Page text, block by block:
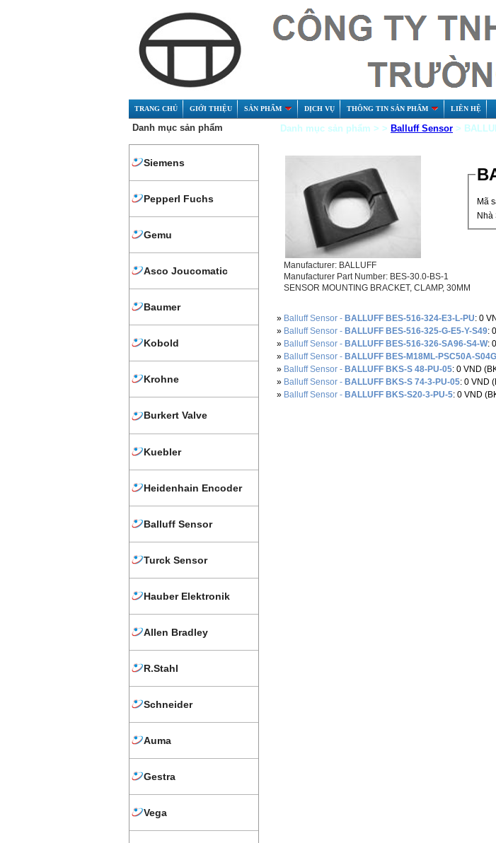
TRANG CHỦ GIỚI THIỆU SẢN PHẨM DỊCH VỤ THÔNG TIN SẢN PHẨM LIÊN HỆ
Danh mục sản phẩm
Siemens
Pepperl Fuchs
Gemu
Asco Joucomatic
Baumer
Kobold
Krohne
Burkert Valve
Kuebler
Heidenhain Encoder
Balluff Sensor
Turck Sensor
Hauber Elektronik
Allen Bradley
R.Stahl
Schneider
Auma
Gestra
Vega
Danh mục sản phẩm > > Balluff Sensor >
Mã
Nhà
Manufacturer: BALLUFF
Manufacturer Part Number: BES-30.0-BS-1
SENSOR MOUNTING BRACKET, CLAMP, 30MM
» Balluff Sensor - BALLUFF BES-516-324-E3-L-PU: 0
» Balluff Sensor - BALLUFF BES-516-325-G-E5-Y-S49:
» Balluff Sensor - BALLUFF BES-516-326-SA96-S4-W:
» Balluff Sensor - BALLUFF BES-M18ML-PSC50A-
» Balluff Sensor - BALLUFF BKS-S 48-PU-05: 0 VND
» Balluff Sensor - BALLUFF BKS-S 74-3-PU-05: 0 VND
» Balluff Sensor - BALLUFF BKS-S20-3-PU-5: 0 VND